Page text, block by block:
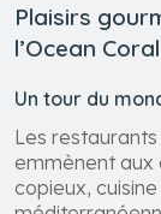
Plaisirs
l’Ocean
Un tour du
Les restaurants
emmènent aux
copieux,